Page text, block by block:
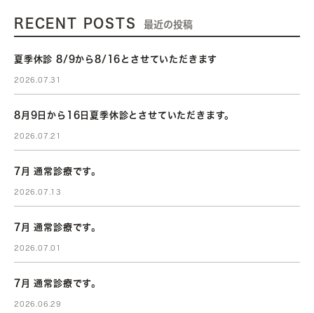
RECENT POSTS 最近の投稿
夏季休診 8/9から8/16とさせていただきます
2026.07.31
8月9日から16日夏季休診とさせていただきます。
2026.07.21
7月 通常診療です。
2026.07.13
7月 通常診療です。
2026.07.01
7月 通常診療です。
2026.06.29